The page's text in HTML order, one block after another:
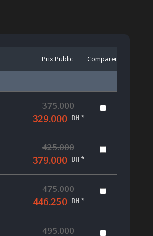
Prix Public Comparer
375.000
329.000 DH *
425.000
379.000 DH *
475.000
446.250 DH *
495.000